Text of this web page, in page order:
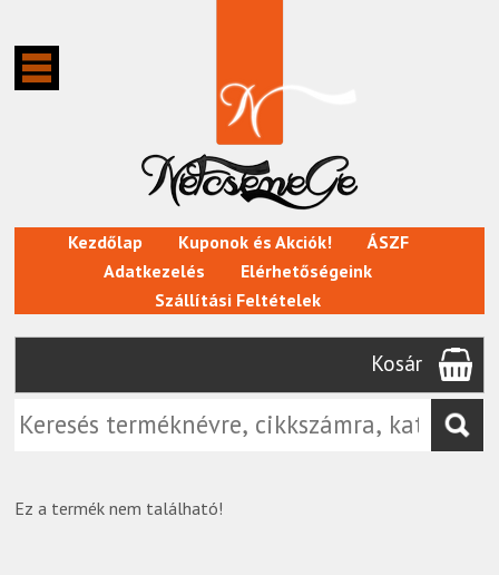
Kezdőlap Kuponok és Akciók!
ÁSZF
Adatkezelés
Elérhetőségeink
Szállítási Feltételek
Kosár
Ez a termék nem található!